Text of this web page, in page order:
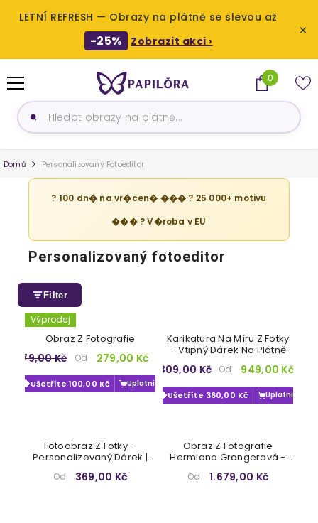
LETNÍ REFRESH — Obrazy na plátně se slevou až
-25% Zobrazit akci ›
×
0
0
produktů
Domů Personalizovaný Fotoeditor
? 100 dn� na vr�cen� ��� ? 25 000+ motivu
��� ? V�roba v EU
Personalizovaný fotoeditor
Filter
Výprodej
Obraz Z Fotografie
379,00 Kč Od 279,00 Kč
Ušetříte 100,00 Kč Uplatnit
Karikatura Na Míru Z Fotky
– Vtipný Dárek Na Plátně
1.309,00 Kč Od 949,00 Kč
Ušetříte 360,00 Kč Uplatnit
Fotoobraz Z Fotky –
Personalizovaný Dárek |
Od 369,00 Kč
Obraz Z Fotografie
Hermiona Grangerová -
Od 1.679,00 Kč